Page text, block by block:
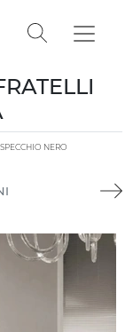
SPECCHIO NERO